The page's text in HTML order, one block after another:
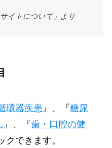
イトについて」より
環器疾患 』、『糖尿
』、『歯・口腔の健
できます。